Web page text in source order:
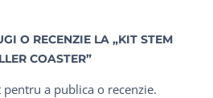
O RECENZIE LA „KIT STEM
COASTER”
pentru a publica o recenzie.